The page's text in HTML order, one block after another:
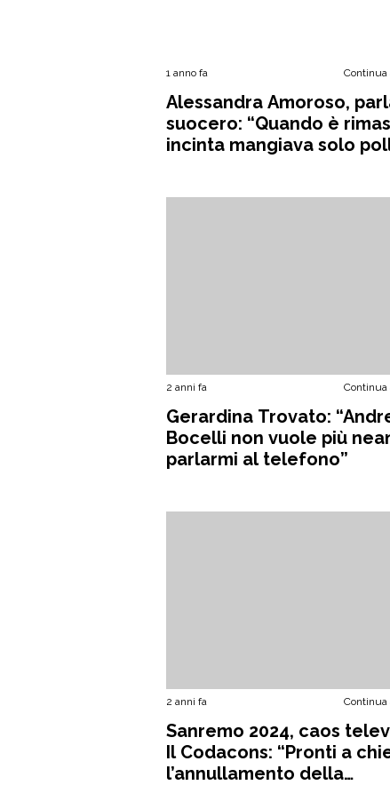
1 anno fa Continua
Alessandra Amoroso,
suocero: “Quando è
incinta mangiava solo
2 anni fa Continua
Gerardina Trovato:
Bocelli non vuole più
parlarmi al telefono”
2 anni fa Continua
Sanremo 2024, caos
Il Codacons: “Pronti a
l’annullamento della